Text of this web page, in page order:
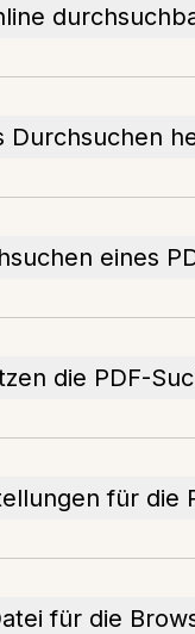
eines
die PDF-
für die
für die